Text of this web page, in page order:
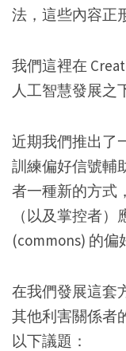
法，這些內容正
我們這裡在
人工智慧發展之
近期我們推出了
訓練偏好信號輔
者一種新的方式
（以及掌控者
(commons) 的偏
在我們發展這套
其他利害關係者
以下議題：